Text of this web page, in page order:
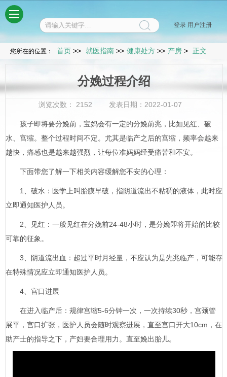
登录 用户注册
您所在的位置： 首页 >> 就医指南 >> 健康处方 >> 产房 > 正文
分娩过程介绍
浏览次数： 2152 发表日期：2022-01-07
孩子即将要分娩前，宝妈会有一定的分娩前兆，比如见红、破
水、宫缩。整个过程时间不定。尤其是临产之后的宫缩，频率会越来
越快，痛感也是越来越强烈，让每位准妈妈经受痛苦和不安。
下面带您了解一下相关内容缓解您不安的心理：
1、破水：医学上叫胎膜早破，指阴道流出不粘稠的液体，此时应
立即通知医护人员。
2、见红：一般见红在分娩前24-48小时，是分娩即将开始的比较
可靠的征象。
3、阴道流出血：超过平时月经量，不应认为是先兆临产，可能存
在特殊情况应立即通知医护人员。
4、宫口进展
在进入临产后：规律宫缩5-6分钟一次，一次持续30秒，宫颈管
展平，宫口扩张，医护人员会随时观察进展，直至宫口开大10cm，在
助产士的指导之下，产妇要合理用力。直至娩出胎儿。